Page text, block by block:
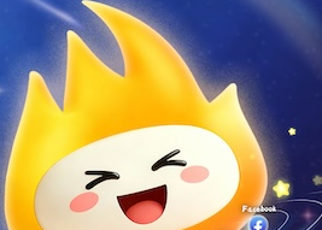
支持
反对 [0]